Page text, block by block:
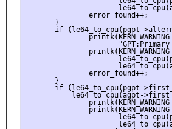
               error_found++;
       }
if (le64_to_cpu(pgpt-
               printk(KERN_WARNING
               error_found++;
       }
if (le64_to_cpu(pgpt-
le64_to_cpu(agpt-